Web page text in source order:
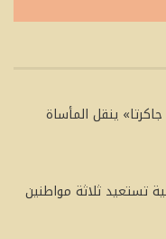
ينقل المأساة
تستعيد ثلاثة مواطنين